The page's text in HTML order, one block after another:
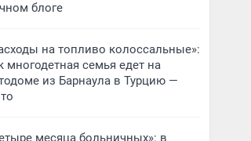
блоге
на топливо колоссальные»:
многодетная семья едет на
из Барнаула в Турцию —
месяца больничных»: в